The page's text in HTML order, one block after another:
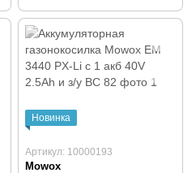
Новинка
Артикул: 10000193
Mowox